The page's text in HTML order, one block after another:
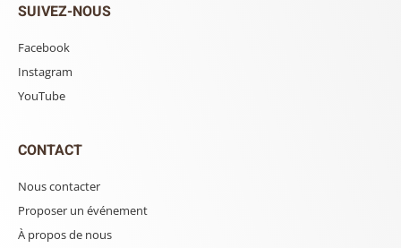
SUIVEZ-NOUS
Facebook
Instagram
YouTube
CONTACT
Nous contacter
Proposer un événement
À propos de nous